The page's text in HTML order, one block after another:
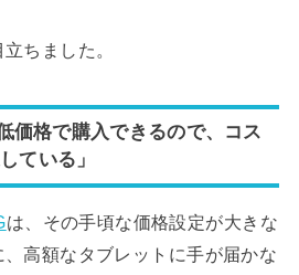
ちました。
価格で購入できるので、コス
ている」
は、その手頃な価格設定が大きな
高額なタブレットに手が届かな